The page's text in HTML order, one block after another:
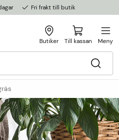
Fri frakt till butik
Butiker Till kassan Meny